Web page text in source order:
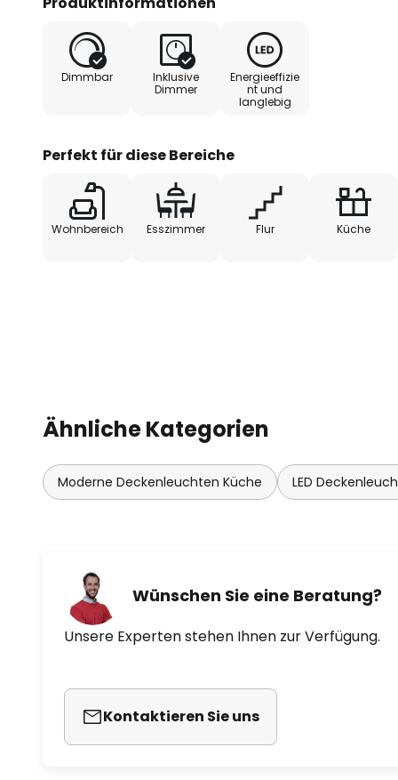
Anschlusszubehör enthalten.
Dimmbar
Inklusive
Dimmer
Energieeffizie
nt und
langlebig
Perfekt für diese Bereiche
Wohnbereich Esszimmer Flur Küche
Ähnliche Kategorien
Moderne Deckenleuchten Küche LED
Wünschen Sie eine Beratung?
Unsere Experten stehen Ihnen zur Verfügung.
Kontaktieren Sie uns